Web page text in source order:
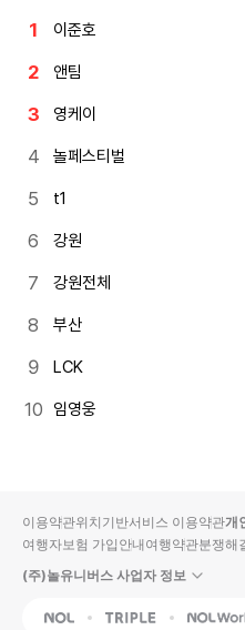
이준호
앤팀
영케이
놀페스티벌
t1
강원
강원전체
부산
LCK
임영웅
이용약관위치기반서비스 이용약관개
여행자보험 가입안내여행약관분쟁해
(주)놀유니버스 사업자 정보
NOL Triple Interpark